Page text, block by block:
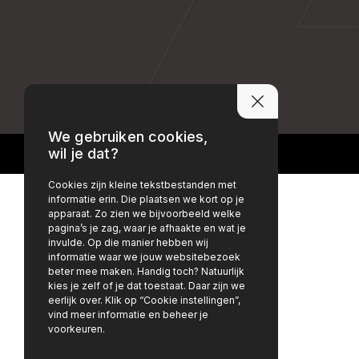
We gebruiken cookies,
wil je dat?
Cookies zijn kleine tekstbestanden met
informatie erin. Die plaatsen we kort op je
apparaat. Zo zien we bijvoorbeeld welke
pagina’s je zag, waar je afhaakte en wat je
invulde. Op die manier hebben wij
informatie waar we jouw websitebezoek
beter mee maken. Handig toch? Natuurlijk
kies je zelf of je dat toestaat. Daar zijn we
eerlijk over. Klik op “Cookie instellingen”,
vind meer informatie en beheer je
voorkeuren.